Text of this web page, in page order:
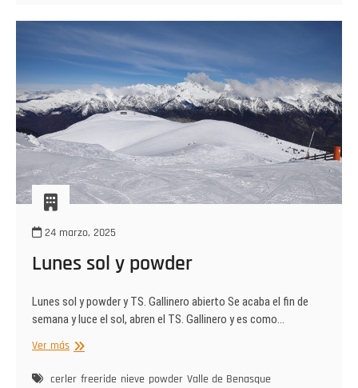
Gallinero
24 marzo, 2025
Lunes sol y powder
Lunes sol y powder y TS. Gallinero abierto Se acaba el fin de
semana y luce el sol, abren el TS. Gallinero y es como…
Ver másLunes
y
cerler freeride nieve powder Valle de Benasque